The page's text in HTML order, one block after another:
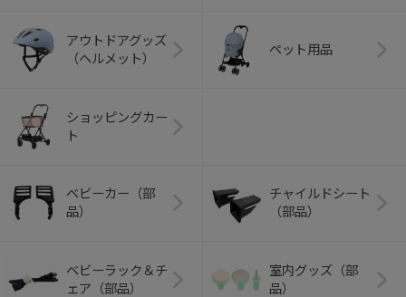
アウトドアグッズ
（ヘルメット）
ペット用品
ショッピングカー
ト
ベビーカー（部
品）
チャイルドシート
（部品）
ベビーラック＆チ
ェア（部品）
室内グッズ（部
品）